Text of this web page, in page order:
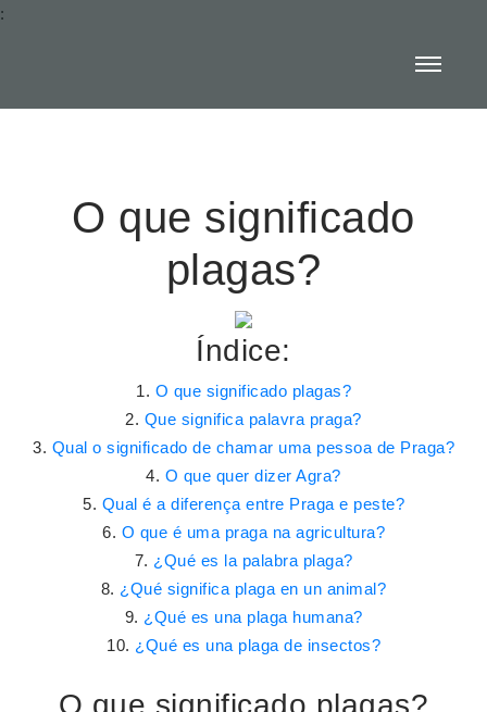
:
O que significado
plagas?
Índice:
O que significado plagas?
Que significa palavra praga?
Qual o significado de chamar uma pessoa de Praga?
O que quer dizer Agra?
Qual é a diferença entre Praga e peste?
O que é uma praga na agricultura?
¿Qué es la palabra plaga?
¿Qué significa plaga en un animal?
¿Qué es una plaga humana?
¿Qué es una plaga de insectos?
O que significado plagas?